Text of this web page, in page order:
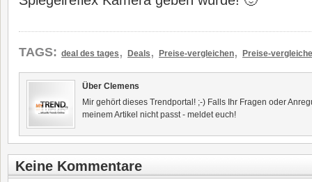
TAGS: deal des tages , Deals , Preise-vergleichen, Preise-
Über Clemens
Mir gehört dieses Trendportal! ;-) Falls Ihr Fragen oder
meinem Artikel nicht passt - meldet euch!
Keine Kommentare